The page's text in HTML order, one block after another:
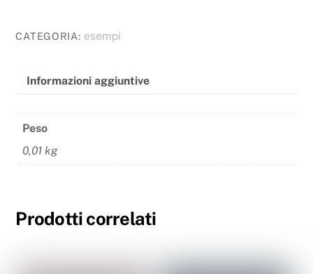
CATEGORIA: esempi
Informazioni aggiuntive
Peso
0,01 kg
Prodotti correlati